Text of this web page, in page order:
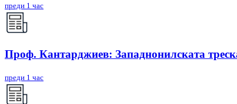
преди 1 час
Проф. Кантарджиев: Западнонилската
преди 1 час